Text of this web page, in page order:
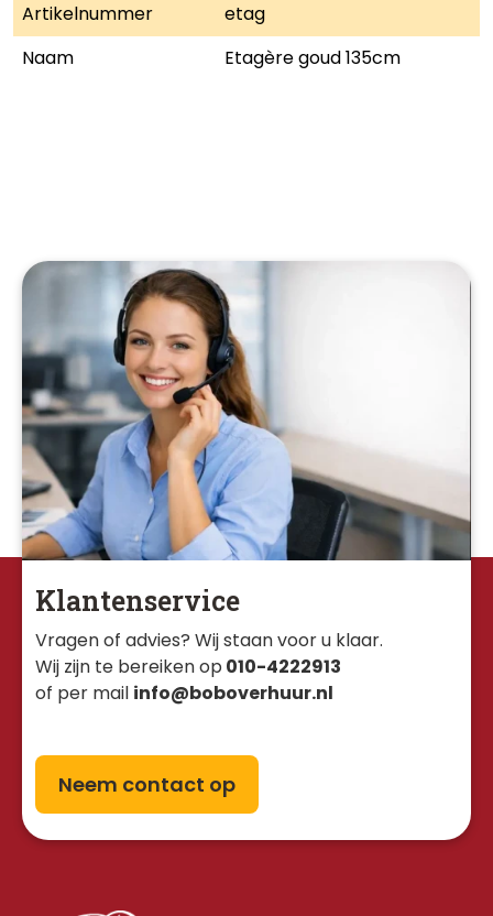
Artikelnummer
etag
Naam
Etagère goud 135cm
Klantenservice
Vragen of advies? Wij staan voor u klaar.
Wij zijn te bereiken op 010-4222913
of per mail info@boboverhuur.nl
Neem contact op